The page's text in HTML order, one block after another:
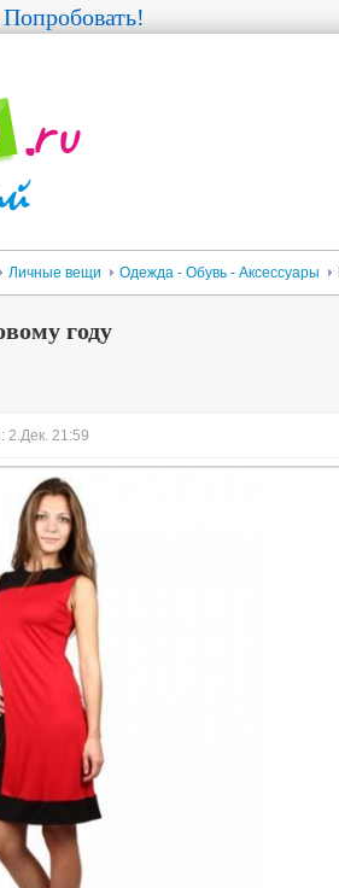
Личные вещи Одежда - Обувь - Аксессуары
году
2.Дек. 21:59